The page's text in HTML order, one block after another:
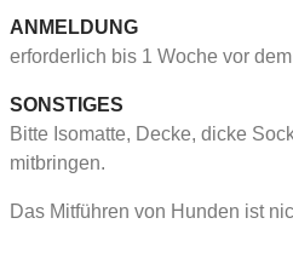
ANMELDUNG
erforderlich bis 1 Woche vor
SONSTIGES
Bitte Isomatte, Decke, dicke
mitbringen.
Das Mitführen von Hunden ist